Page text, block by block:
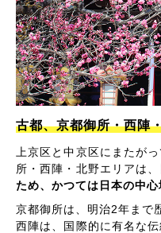
古都、京都御所・西陣
上京区と中京区にまたが
所・西陣・北野エリアは、
ため、かつては日本の中心
京都御所は、明治2年まで
西陣は、国際的に有名な